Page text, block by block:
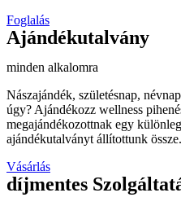
Foglalás
Ajándékutalvány
minden alkalomra
Nászajándék, születésnap,
úgy? Ajándékozz wellness
megajándékozottnak egy
ajándékutalványt állítottunk össze.
Vásárlás
díjmentes